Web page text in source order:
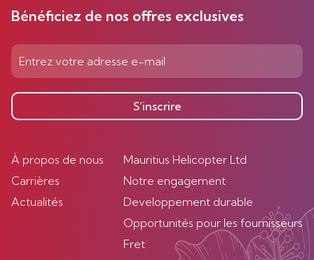
Bénéficiez de nos offres exclusives
S’inscrire
À propos de nous
Carrières
Actualités
Mauritius Helicopter Ltd
Notre engagement
Developpement durable
Opportunités pour les fournisseurs
Fret